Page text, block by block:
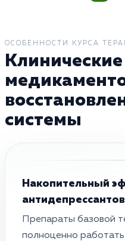
ОСОБЕННОСТИ КУРСА
системы
Накопительный
антидепрессантов
Препараты базовой
полноценно